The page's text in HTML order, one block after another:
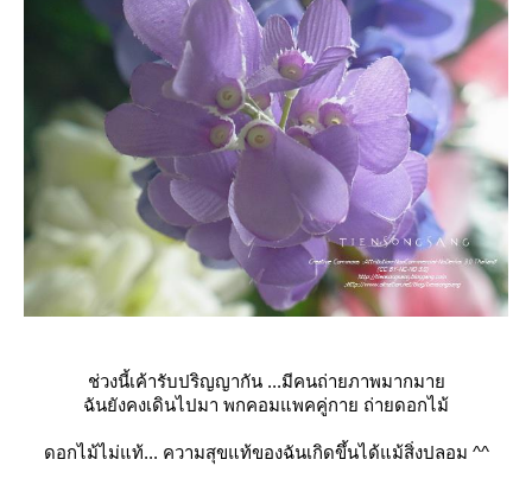
ช่วงนี้เค้ารับปริญญากัน ...มีคนถ่ายภาพมากมา
ฉันยังคงเดินไปมา พกคอมแพคคู่กาย ถ่ายดอกไม้
ดอกไม้ไม่แท้... ความสุขแท้ของฉันเกิดขึ้นได้ม้สิ่งปลอม ^^